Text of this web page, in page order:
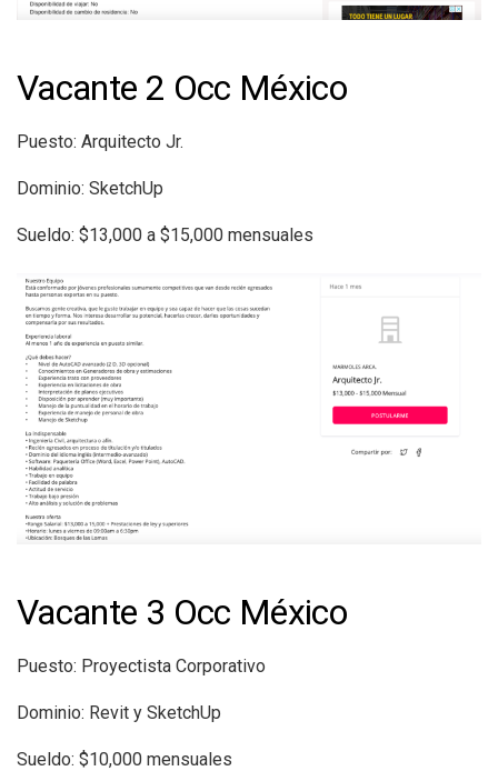
Vacante 2 Occ México
Puesto: Arquitecto Jr.
Dominio: SketchUp
Sueldo: $13,000 a $15,000 mensuales
Vacante 3 Occ México
Puesto: Proyectista Corporativo
Dominio: Revit y SketchUp
Sueldo: $10,000 mensuales